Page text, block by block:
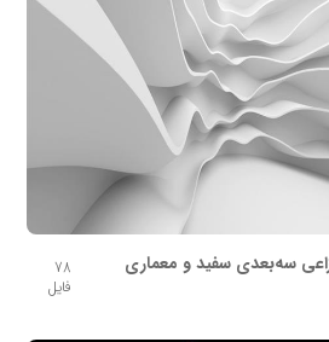
سه‌بعدی سفید و معماری
78
فایل